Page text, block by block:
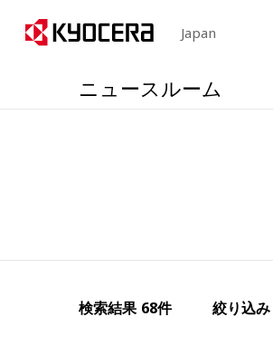
Japan
ニュースルーム
検索結果 68件 絞り込み